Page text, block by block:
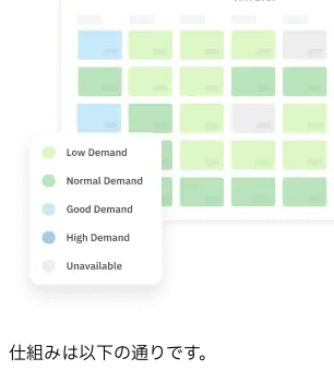
仕組みは以下の通りです。